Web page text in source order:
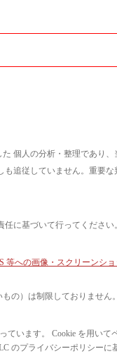
個人の分析・整理であり
追従していません。重要な
に基づいて行ってください。
等への画像・スクリーンシ
の）は制限しておりません。
ています。 Cookie を用い
のプライバシーポリシー